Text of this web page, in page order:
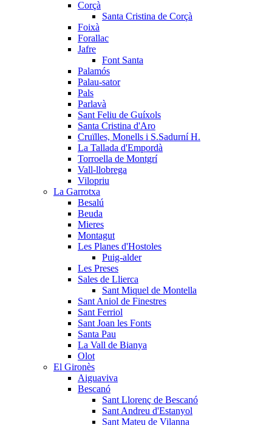
Corçà
Santa Cristina de Corçà
Foixà
Forallac
Jafre
Font Santa
Palamós
Palau-sator
Pals
Parlavà
Sant Feliu de Guíxols
Santa Cristina d'Aro
Cruïlles, Monells i S.Sadurní H.
La Tallada d'Empordà
Torroella de Montgrí
Vall-llobrega
Vilopriu
La Garrotxa
Besalú
Beuda
Mieres
Montagut
Les Planes d'Hostoles
Puig-alder
Les Preses
Sales de Llierca
Sant Miquel de Montella
Sant Aniol de Finestres
Sant Ferriol
Sant Joan les Fonts
Santa Pau
La Vall de Bianya
Olot
El Gironès
Aiguaviva
Bescanó
Sant Llorenç de Bescanó
Sant Andreu d'Estanyol
Sant Mateu de Vilanna